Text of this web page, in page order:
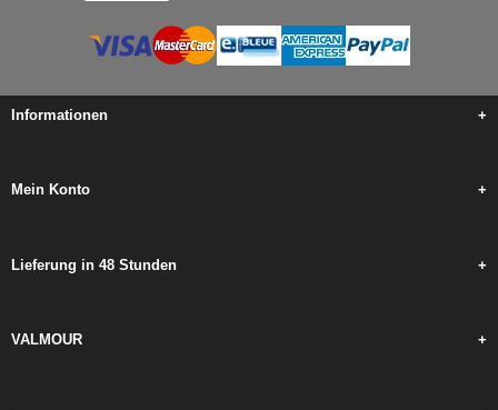
Informationen +
Mein Konto +
Lieferung in 48 Stunden +
VALMOUR +